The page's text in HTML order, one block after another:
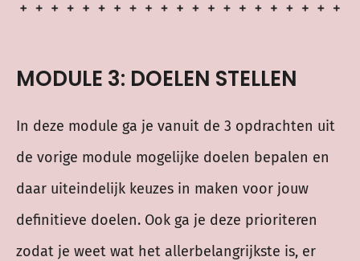
MODULE 3: DOELEN STELLEN
In deze module ga je vanuit de 3 opdrachten uit
de vorige module mogelijke doelen bepalen en
daar uiteindelijk keuzes in maken voor jouw
definitieve doelen. Ook ga je deze prioriteren
zodat je weet wat het allerbelangrijkste is, er